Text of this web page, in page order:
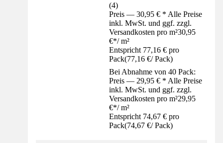
(4)
Preis — 30,95 € * Alle Preise
inkl. MwSt. und ggf. zzgl.
Versandkosten pro m²30,95
€*/ m²
Entspricht 77,16 € pro
Pack(77,16 €/ Pack)
Bei Abnahme von 40 Pack:
Preis — 29,95 € * Alle Preise
inkl. MwSt. und ggf. zzgl.
Versandkosten pro m²29,95
€*/ m²
Entspricht 74,67 € pro
Pack(74,67 €/ Pack)